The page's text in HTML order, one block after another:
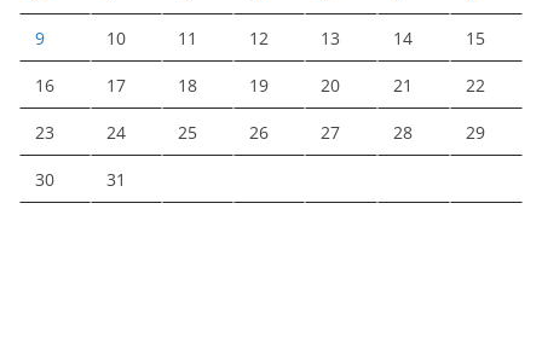
9 10 11 12 13 14 15
16 17 18 19 20 21 22
23 24 25 26 27 28 29
30 31